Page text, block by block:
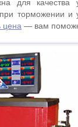
для качества
торможении и
цена — вам